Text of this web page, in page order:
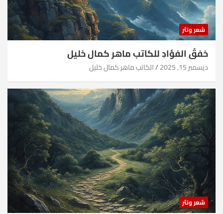
شعر ونثر
خفقُ الفؤادِ للكاتب ماهر كمال خليل
ديسمبر 15, 2025 الكاتب ماهر كمال خليل
شعر ونثر